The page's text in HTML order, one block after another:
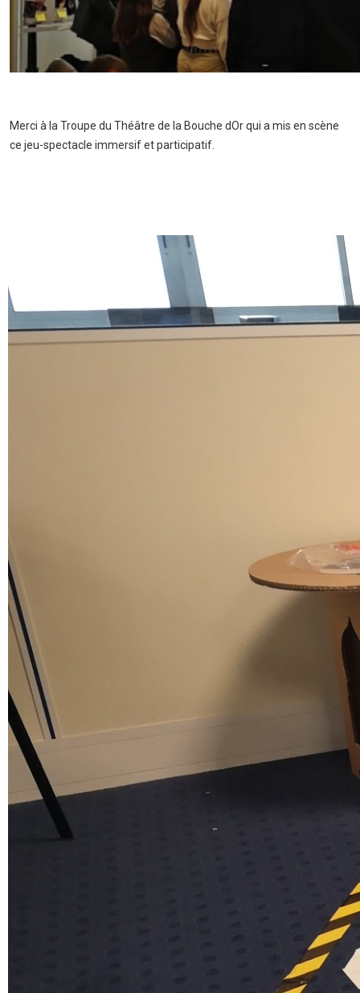
Merci à la Troupe du Théâtre de la Bouche dOr qui a mis en scène
ce jeu-spectacle immersif et participatif.